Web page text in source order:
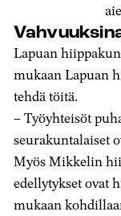
Lapuan
mukaan Lapuan
tehdä töitä.
–Työyhteisöt
seurakuntalaiset
Myös Mikkelin
edellytykset ovat
mukaan